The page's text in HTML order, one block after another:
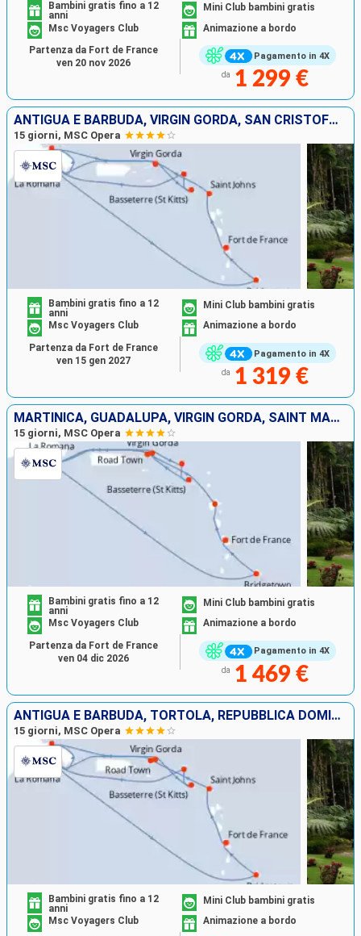
Pagamento in 4X
Bambini gratis fino a 12
anni
Mini Club bambini gratis
Msc Voyagers Club
Animazione a bordo
da 1 299 €
Partenza da Fort de France
ven 20 nov 2026
ANTIGUA E BARBUDA, VIRGIN GORDA, SAN CRISTOFORO E NEVIS, SAINT MARTIN, REPUBBLICA DOMINICANA, BARBADOS, MARTINICA
15 giorni, MSC Opera
Pagamento in 4X
Bambini gratis fino a 12
anni
Mini Club bambini gratis
Msc Voyagers Club
Animazione a bordo
da 1 319 €
Partenza da Fort de France
ven 15 gen 2027
MARTINICA, GUADALUPA, VIRGIN GORDA, SAINT MARTIN, SAN CRISTOFORO E NEVIS, TORTOLA, REPUBBLICA DOMINICANA, BARBADOS
15 giorni, MSC Opera
Pagamento in 4X
Bambini gratis fino a 12
anni
Mini Club bambini gratis
Msc Voyagers Club
Animazione a bordo
da 1 469 €
Partenza da Fort de France
ven 04 dic 2026
ANTIGUA E BARBUDA, TORTOLA, REPUBBLICA DOMINICANA, VIRGIN GORDA, SAN CRISTOFORO E NEVIS, SAINT MARTIN, BARBADOS, MARTINICA
15 giorni, MSC Opera
Bambini gratis fino a 12
anni
Mini Club bambini gratis
Msc Voyagers Club
Animazione a bordo